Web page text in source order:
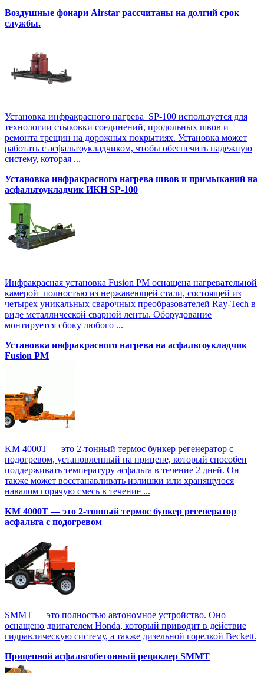
Воздушные фонари Airstar рассчитаны на долгий срок
службы.
Установка инфракрасного нагрева SP-100 используется для
технологии стыковки соединений, продольных швов и
ремонта трещин на дорожных покрытиях. Установка может
работать с асфальтоукладчиком, чтобы обеспечить надежную
систему, которая ...
Установка инфракрасного нагрева швов и примыканий на
асфальтоукладчик ИКН SP-100
Инфракрасная установка Fusion PM оснащена нагревательной
камерой полностью из нержавеющей стали, состоящей из
четырех уникальных сварочных преобразователей Ray-Tech в
виде металлической сварной ленты. Оборудование
монтируется сбоку любого ...
Установка инфракрасного нагрева на асфальтоукладчик
Fusion PM
KM 4000T — это 2-тонный термос бункер регенератор с
подогревом, установленный на прицепе, который способен
поддерживать температуру асфальта в течение 2 дней. Он
также может восстанавливать излишки или хранящуюся
навалом горячую смесь в течение ...
KM 4000T — это 2-тонный термос бункер регенератор
асфальта с подогревом
SMMT — это полностью автономное устройство. Оно
оснащено двигателем Honda, который приводит в действие
гидравлическую систему, а также дизельной горелкой Beckett.
Прицепной асфальтобетонный рециклер SMMT